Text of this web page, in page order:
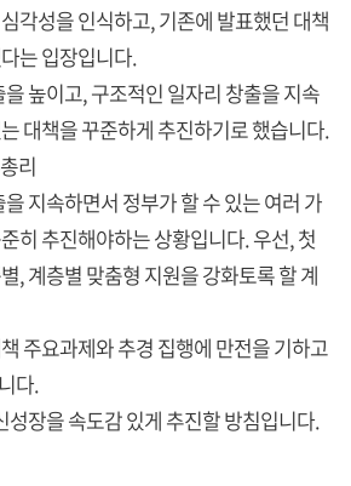
각성을 인식하고, 기존에 발표했던 대책
는 입장입니다.
높이고, 구조적인 일자리 창출을 지속
대책을 꾸준하게 추진하기로 했습니다.
리
지속하면서 정부가 할 수 있는 여러 가
히 추진해야하는 상황입니다. 우선, 첫
, 계층별 맞춤형 지원을 강화토록 할 계
주요과제와 추경 집행에 만전을 기하고
다.
성장을 속도감 있게 추진할 방침입니다.